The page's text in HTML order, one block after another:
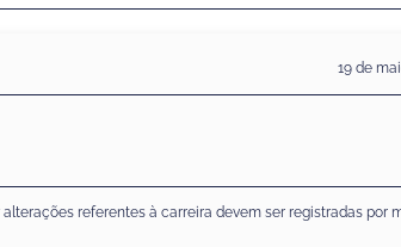
19 de
referentes à carreira devem ser registradas por